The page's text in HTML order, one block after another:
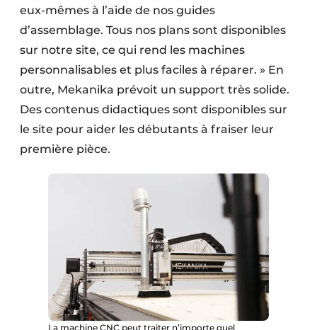
eux-mêmes à l’aide de nos guides
d’assemblage. Tous nos plans sont disponibles
sur notre site, ce qui rend les machines
personnalisables et plus faciles à réparer. » En
outre, Mekanika prévoit un support très solide.
Des contenus didactiques sont disponibles sur
le site pour aider les débutants à fraiser leur
première pièce.
La machine CNC peut traiter n’importe quel